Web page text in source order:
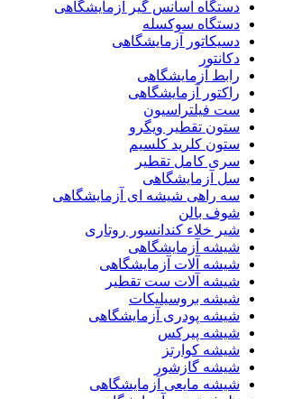
دستگاه اسانس گیر آزمایشگاهی
دستگاه سوکسله
دسیکاتور آزمایشگاهی
دکانتور
رابط آزمایشگاهی
راکتور آزمایشگاهی
ست فیلتراسیون
ستون تقطیر ویگرو
ستون کلرید کلسیم
سری کامل تقطیر
سل آزمایشگاهی
سه راهی شیشه ای آزمایشگاهی
شوف بالن
شیر خلاء کندانسور روتاری
شیشه آزمایشگاهی
شیشه آلات آزمایشگاهی
شیشه آلات ست تقطیر
شیشه بروسیلیکات
شیشه پودری آزمایشگاهی
شیشه پیرکس
شیشه کوارتز
شیشه گازشور
شیشه مایعی آزمایشگاهی